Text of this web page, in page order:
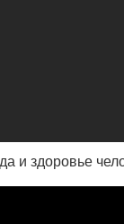
и здоровье